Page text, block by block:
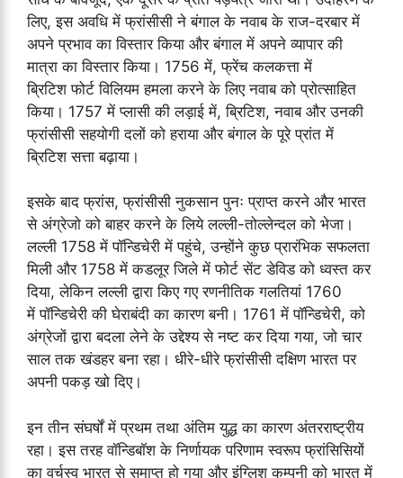
लिए, इस अवधि में फ्रांसीसी ने बंगाल के नवाब के राज-दरबार में
अपने प्रभाव का विस्तार किया और बंगाल में अपने व्यापार की
मात्रा का विस्तार किया। 1756 में, फ्रेंच कलकत्ता में
ब्रिटिश फोर्ट विलियम हमला करने के लिए नवाब को प्रोत्साहित
किया। 1757 में प्लासी की लड़ाई में, ब्रिटिश, नवाब और उनकी
फ्रांसीसी सहयोगी दलों को हराया और बंगाल के पूरे प्रांत में
ब्रिटिश सत्ता बढ़ाया।
इसके बाद फ्रांस, फ्रांसीसी नुकसान पुनः प्राप्त करने और भारत
से अंग्रेजो को बाहर करने के लिये लल्ली-तोल्लेन्दल को भेजा।
लल्ली 1758 में पॉन्डिचेरी में पहुंचे, उन्होंने कुछ प्रारंभिक सफलता
मिली और 1758 में कडलूर जिले में फोर्ट सेंट डेविड को ध्वस्त कर
दिया, लेकिन लल्ली द्वारा किए गए रणनीतिक गलतियां 1760
में पॉन्डिचेरी की घेराबंदी का कारण बनी। 1761 में पॉन्डिचेरी, को
अंग्रेजों द्वारा बदला लेने के उद्देश्य से नष्ट कर दिया गया, जो चार
साल तक खंडहर बना रहा। धीरे-धीरे फ्रांसीसी दक्षिण भारत पर
अपनी पकड़ खो दिए।
इन तीन संघर्षों में प्रथम तथा अंतिम युद्ध का कारण अंतरराष्ट्रीय
रहा। इस तरह वॉन्डिबॉश के निर्णायक परिणाम स्वरूप फ्रांसिसियों
का वर्चस्व भारत से समाप्त हो गया और इंग्लिश कम्पनी को भारत में